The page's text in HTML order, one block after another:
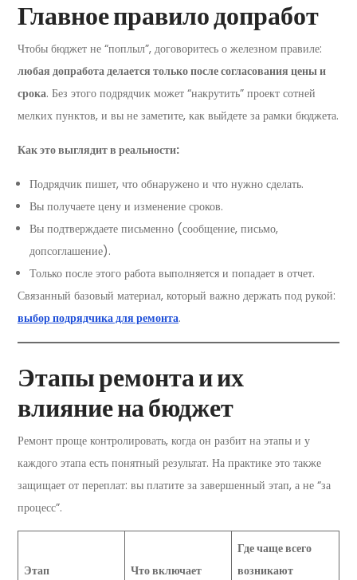
Главное правило допработ
Чтобы бюджет не “поплыл”, договоритесь о железном правиле:
любая допработа делается только после согласования цены и
срока. Без этого подрядчик может “накрутить” проект сотней
мелких пунктов, и вы не заметите, как выйдете за рамки бюджета.
Как это выглядит в реальности:
Подрядчик пишет, что обнаружено и что нужно сделать.
Вы получаете цену и изменение сроков.
Вы подтверждаете письменно (сообщение, письмо,
допсоглашение).
Только после этого работа выполняется и попадает в отчет.
Связанный базовый материал, который важно держать под рукой:
выбор подрядчика для ремонта.
Этапы ремонта и их
влияние на бюджет
Ремонт проще контролировать, когда он разбит на этапы и у
каждого этапа есть понятный результат. На практике это также
защищает от переплат: вы платите за завершенный этап, а не “за
процесс”.
Этап Что включает
Где чаще всего
возникают